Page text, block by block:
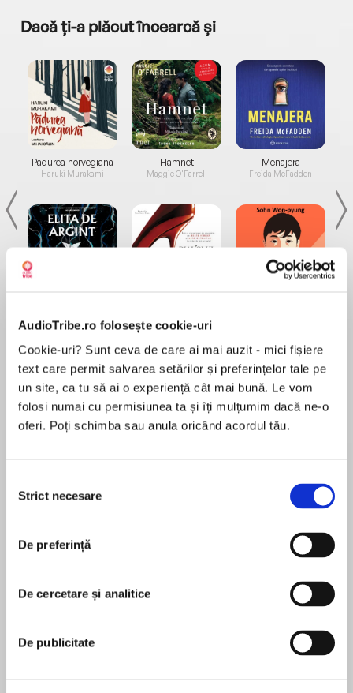
AudioTribe.ro folosește cookie-uri
Cookie-uri? Sunt ceva de care ai mai auzit - mici fișiere
text care permit salvarea setărilor și preferințelor tale pe
un site, ca tu să ai o experiență cât mai bună. Le vom
folosi numai cu permisiunea ta și îți mulțumim dacă ne-o
oferi. Poți schimba sau anula oricând acordul tău.
consimțământului
Strict necesare
De preferință
De cercetare și analitice
De publicitate
Dacă ți-a plăcut încearcă și
Pădurea norvegiană
Haruki Murakami
de...
Dani Francis
Hamnet
Maggie O'Farrell
la...
Lauren Weisberger
Menajera
Freida McFadden
Desprecarte
Twenty years after the publication of The
Times bestselling author Jennifer Chiaverini
returns with another delightful chapter featuring
Master Quilter Sylvia Bergstom Compson and
friends, a captivating, heartwarming tale sure to
Just weeks before Christmas, severe wintry
weather damages the church hall hosting the
Christmas Boutique—an annual sale of
În acest moment nu există recenzii
Jennifer Chiaverini
Jennifer Chiaveriniis theNew York
Timesbestselling author of thirty-six novels,